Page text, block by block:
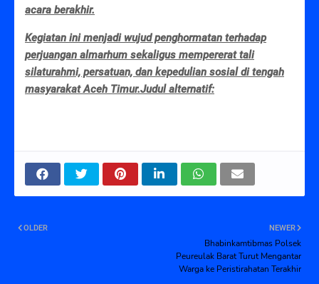
acara berakhir.
Kegiatan ini menjadi wujud penghormatan terhadap
perjuangan almarhum sekaligus mempererat tali
silaturahmi, persatuan, dan kepedulian sosial di tengah
masyarakat Aceh Timur.Judul alternatif:
NEWER
Bhabinkamtibmas Polsek
Peureulak Barat Turut Mengantar
Warga ke Peristirahatan Terakhir
OLDER